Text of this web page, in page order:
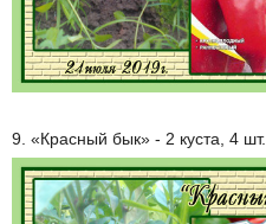
9. «Красный бык» - 2 куста, 4 шт.